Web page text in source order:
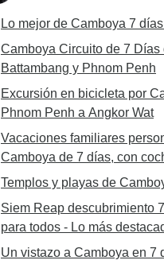
Lo mejor de Camboya 7
Camboya Circuito de 7 Días
Battambang y Phnom Penh
Excursión en bicicleta por
Phnom Penh a Angkor Wat
Vacaciones familiares
Camboya de 7 días, con
salida diaria
Templos y playas de
Siem Reap descubrimiento
para todos - Lo más
Un vistazo a Camboya en 7